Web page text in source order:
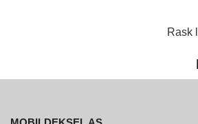
Rask